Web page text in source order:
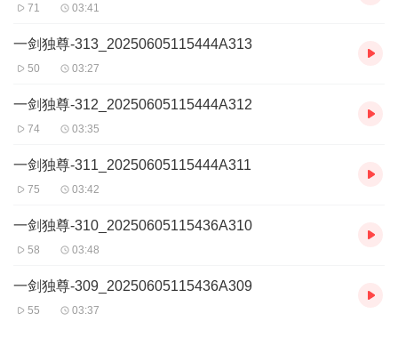
71 03:41
一剑独尊-313_20250605115444A313
50 03:27
一剑独尊-312_20250605115444A312
74 03:35
一剑独尊-311_20250605115444A311
75 03:42
一剑独尊-310_20250605115436A310
58 03:48
一剑独尊-309_20250605115436A309
55 03:37